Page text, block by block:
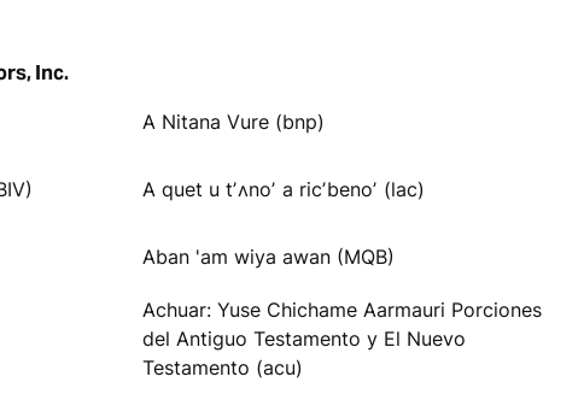
Inc.
A Nitana Vure (bnp)
A quet u tʼʌnoʼ a ricʼbenoʼ (lac)
Aban 'am wiya awan (MQB)
Achuar: Yuse Chichame Aarmauri Porciones
del Antiguo Testamento y El Nuevo
Testamento (acu)